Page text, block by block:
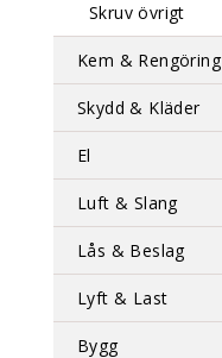
Skruv övrigt
Kem & Rengöring
Skydd & Kläder
El
Luft & Slang
Lås & Beslag
Lyft & Last
Bygg